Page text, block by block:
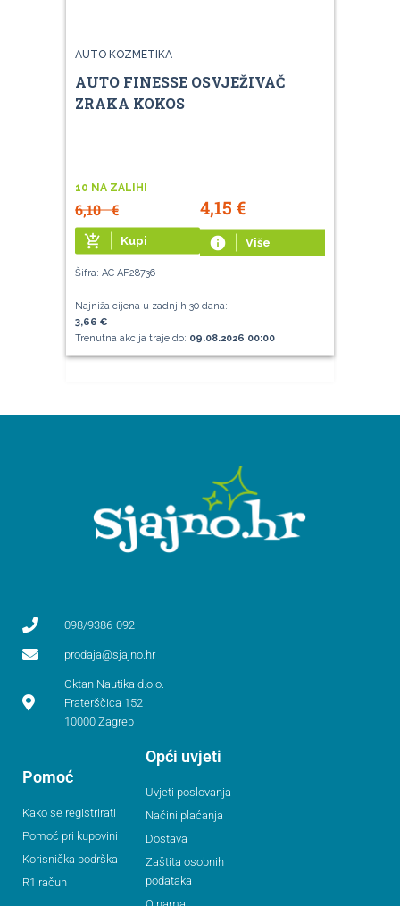
AUTO KOZMETIKA
AUTO FINESSE OSVJEŽIVAČ
ZRAKA KOKOS
10 NA ZALIHI
6,10€ 4,15 €
add_shopping_cart Kupi info Više
Šifra: AC AF28736
Najniža cijena u zadnjih 30 dana:
3,66 €
Trenutna akcija traje do: 09.08.2026 00:00
098/9386-092
prodaja@sjajno.hr
Oktan Nautika d.o.o.
Fraterščica 152
10000 Zagreb
Pomoć
Kako se registrirati
Pomoć pri kupovini
Korisnička podrška
R1 račun
Opći uvjeti
Uvjeti poslovanja
Načini plaćanja
Dostava
Zaštita osobnih
podataka